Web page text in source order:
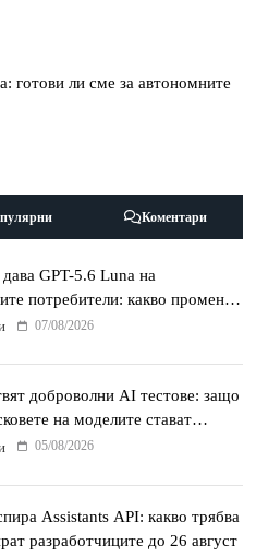
готови ли сме за автономните
Коментари
GPT-5.6 Luna на
потребители: какво променят
и новият Sol
07/08/2026
доброволни AI тестове: защо
на моделите стават
въпрос
05/08/2026
Assistants API: какво трябва
разработчиците до 26 август